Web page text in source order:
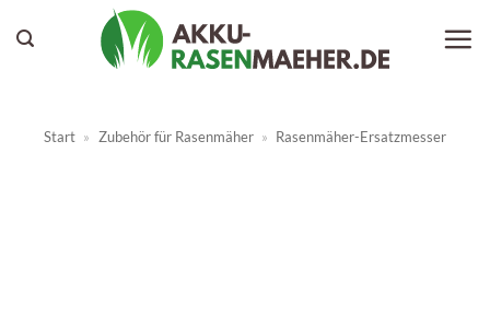
Inhalt
Start » Zubehör für Rasenmäher » Rasenmäher-Ersatzmesser